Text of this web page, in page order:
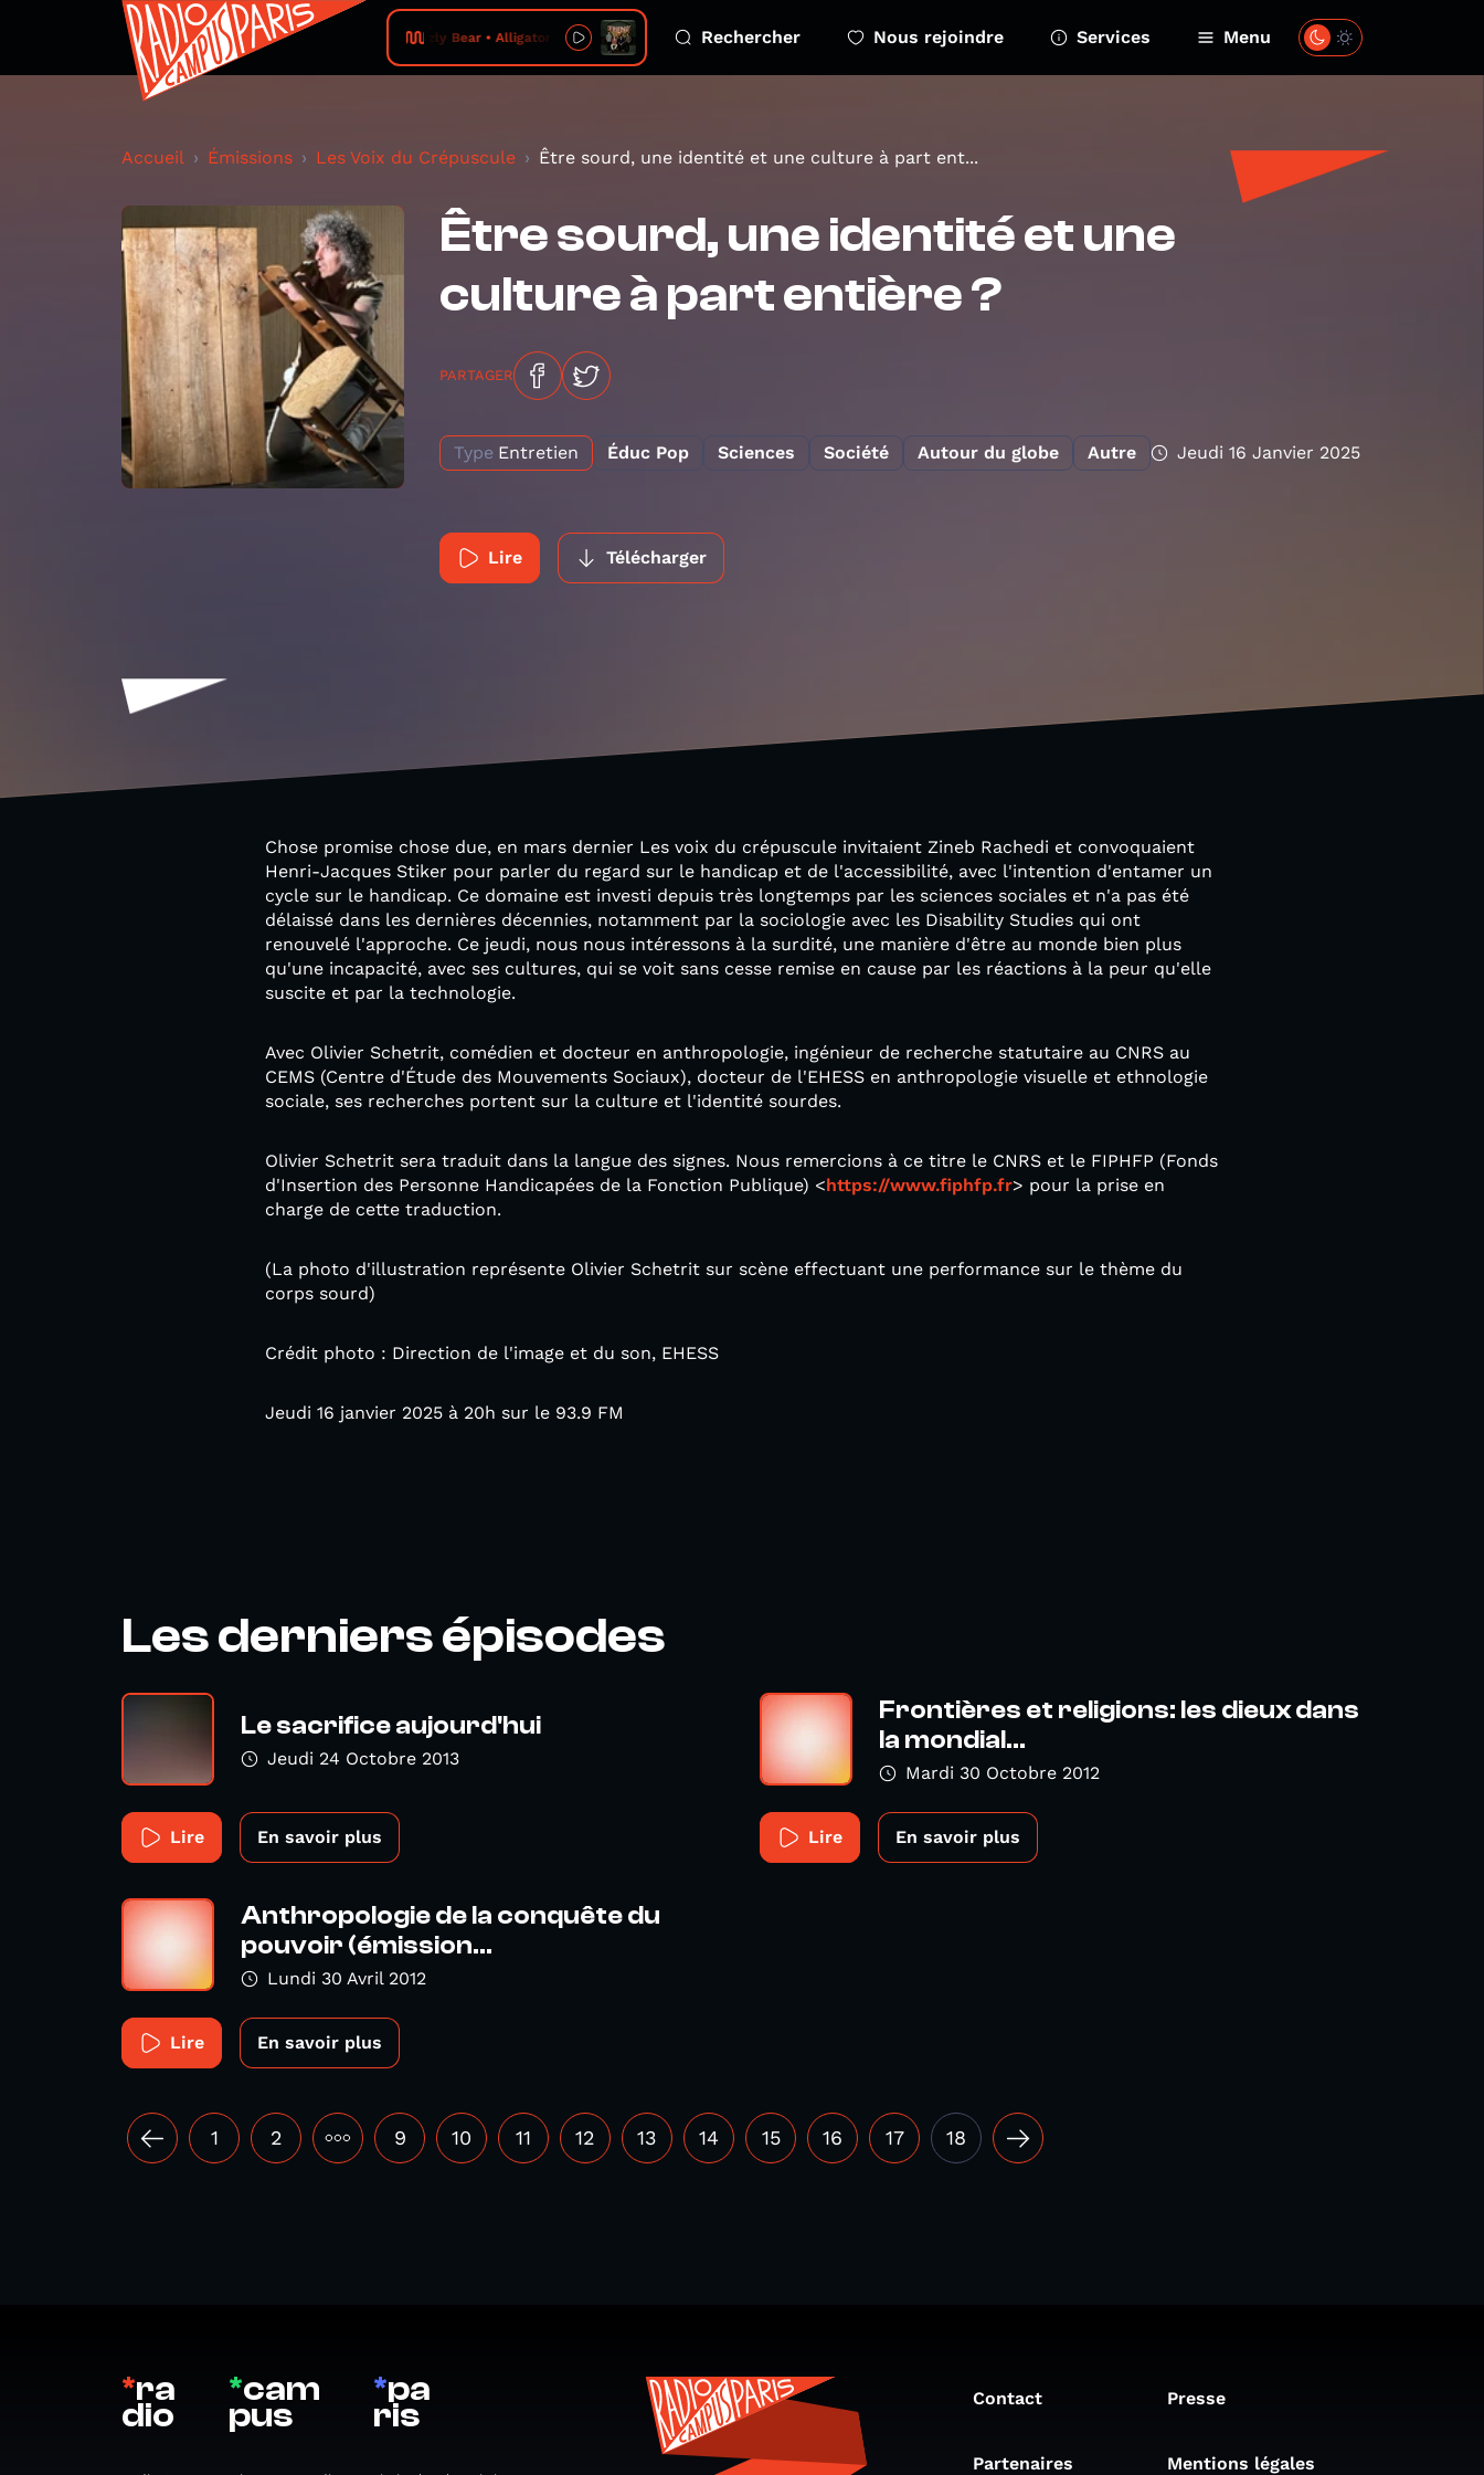
Grizzly Bear • Alligator - Choir Version Rechercher Nous rejoindre Services Menu
Accueil Émissions Les Voix du Crépuscule Être sourd, une identité et une culture à part ent...
Être sourd, une identité et une
culture à part entière ?
PARTAGER
Type Entretien Éduc Pop Sciences Société Autour du globe Autre Jeudi 16 Janvier 2025
Lire Télécharger
Chose promise chose due, en mars dernier Les voix du crépuscule invitaient Zineb Rachedi et convoquaient
Henri-Jacques Stiker pour parler du regard sur le handicap et de l'accessibilité, avec l'intention d'entamer un
cycle sur le handicap. Ce domaine est investi depuis très longtemps par les sciences sociales et n'a pas été
délaissé dans les dernières décennies, notamment par la sociologie avec les Disability Studies qui ont
renouvelé l'approche. Ce jeudi, nous nous intéressons à la surdité, une manière d'être au monde bien plus
qu'une incapacité, avec ses cultures, qui se voit sans cesse remise en cause par les réactions à la peur qu'elle
suscite et par la technologie.
Avec Olivier Schetrit, comédien et docteur en anthropologie, ingénieur de recherche statutaire au CNRS au
CEMS (Centre d'Étude des Mouvements Sociaux), docteur de l'EHESS en anthropologie visuelle et ethnologie
sociale, ses recherches portent sur la culture et l'identité sourdes.
Olivier Schetrit sera traduit dans la langue des signes. Nous remercions à ce titre le CNRS et le FIPHFP (Fonds
d'Insertion des Personne Handicapées de la Fonction Publique) <https://www.fiphfp.fr> pour la prise en
charge de cette traduction.
(La photo d'illustration représente Olivier Schetrit sur scène effectuant une performance sur le thème du
corps sourd)
Crédit photo : Direction de l'image et du son, EHESS
Jeudi 16 janvier 2025 à 20h sur le 93.9 FM
Les derniers épisodes
Le sacrifice aujourd'hui
Jeudi 24 Octobre 2013
Lire En savoir plus
Frontières et religions: les dieux dans
la mondial...
Mardi 30 Octobre 2012
Lire En savoir plus
Anthropologie de la conquête du
pouvoir (émission...
Lundi 30 Avril 2012
Lire En savoir plus
1 2 ••• 9 10 11 12 13 14 15 16 17 18
*ra
dio
*cam
pus
*pa
ris Contact Presse
Partenaires Mentions légales